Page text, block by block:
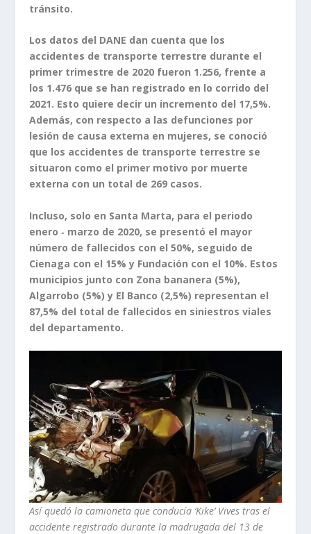
tránsito.
Los datos del DANE dan cuenta que los
accidentes de transporte terrestre durante el
primer trimestre de 2020 fueron 1.256, frente a
los 1.476 que se han registrado en lo corrido del
2021. Esto quiere decir un incremento del 17,5%.
Además, con respecto a las defunciones por
lesión de causa externa en mujeres, se conoció
que los accidentes de transporte terrestre se
situaron como el primer motivo por muerte
externa con un total de 269 casos.
Incluso, solo en Santa Marta, para el periodo
enero ‐ marzo de 2020, se presentó el mayor
número de fallecidos con el 50%, seguido de
Cienaga con el 15% y Fundación con el 10%. Estos
municipios junto con Zona bananera (5%),
Algarrobo (5%) y El Banco (2,5%) representan el
87,5% del total de fallecidos en siniestros viales
del departamento.
Así quedó la camioneta que conducía ‘Kike’ Vives tras el
accidente registrado durante la madrugada del 13 de